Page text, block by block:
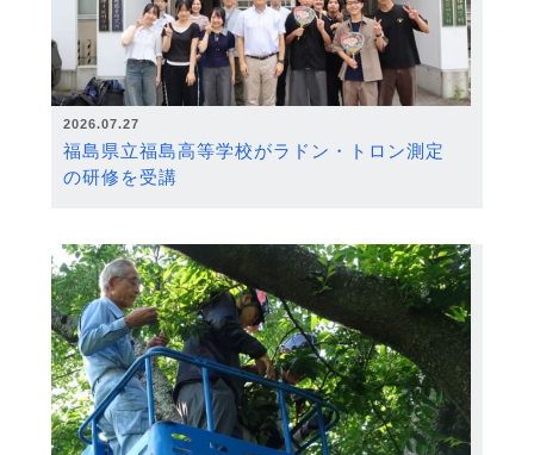
2026.07.27
福島県立福島高等学校がラドン・トロン測定
の研修を受講